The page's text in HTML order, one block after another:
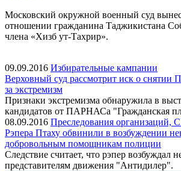
Московский окружной военный суд
отношении гражданина Таджикистана
члена «Хизб ут-Тахрир».
09.09.2016 Избирательные кампании
Верховный суд рассмотрит иск о
за экстремизм
Признаки экстремизма обнаружила в
кандидатов от ПАРНАСа "Гражданская
08.09.2016 Преследования организаций,
Рэпера Птаху обвинили в возбуждении
добровольным помощникам полиции
Следствие считает, что рэпер возбуждал
представителям движения "Антидилер".